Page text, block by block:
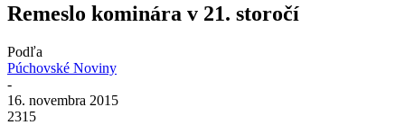
Remeslo kominára v 21. storočí
Podľa
Púchovské Noviny
-
16. novembra 2015
2315